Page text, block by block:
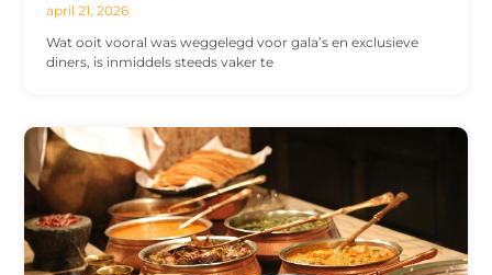
april 21, 2026
Wat ooit vooral was weggelegd voor gala’s en exclusieve
diners, is inmiddels steeds vaker te